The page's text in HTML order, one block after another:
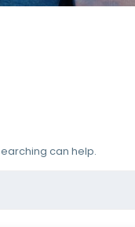
can help.